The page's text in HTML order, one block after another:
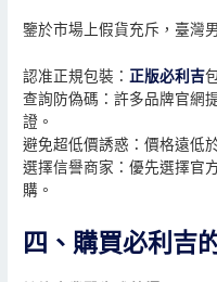
鑒於市場上假貨充斥，臺灣
認准正規包裝：正版必利吉
查詢防偽碼：許多品牌官網
證。
避免超低價誘惑：價格遠低
選擇信譽商家：優先選擇官
購。
四、購買必利吉